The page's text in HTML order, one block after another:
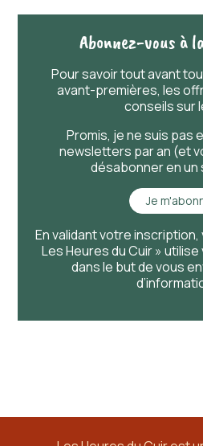
Abonnez-vous à
Pour savoirtoutavant
avant-premières, les
conseils sur
Promis, je ne suis pas
newsletters par an (et
désabonner en un
Je
En validant votre
Les Heures du Cuir »
dans le but de vous